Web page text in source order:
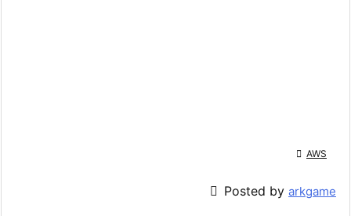
 AWS
 Posted by arkgame